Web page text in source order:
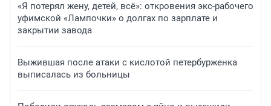
«Я потерял жену, детей, всё»: откровения экс-рабочего
уфимской «Лампочки» о долгах по зарплате и
закрытии завода
Выжившая после атаки с кислотой петербурженка
выписалась из больницы